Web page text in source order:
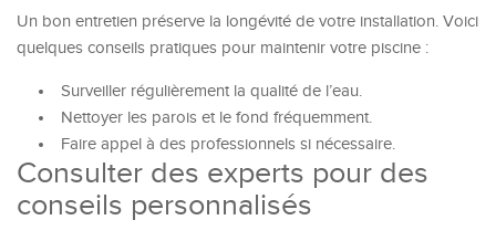
Un bon entretien préserve la longévité de votre installation. Voici
quelques conseils pratiques pour maintenir votre piscine :
Surveiller régulièrement la qualité de l’eau.
Nettoyer les parois et le fond fréquemment.
Faire appel à des professionnels si nécessaire.
Consulter des experts pour des
conseils personnalisés